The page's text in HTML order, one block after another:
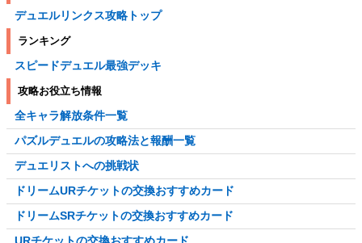
デュエルリンクス攻略トップ
ランキング
スピードデュエル最強デッキ
攻略お役立ち情報
全キャラ解放条件一覧
パズルデュエルの攻略法と報酬一覧
デュエリストへの挑戦状
ドリームURチケットの交換おすすめカード
ドリームSRチケットの交換おすすめカード
URチケットの交換おすすめカード